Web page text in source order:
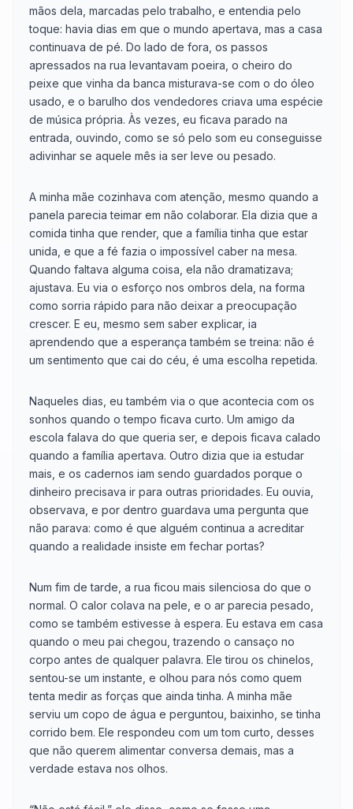
mãos dela, marcadas pelo trabalho, e entendia pelo
toque: havia dias em que o mundo apertava, mas a casa
continuava de pé. Do lado de fora, os passos
apressados na rua levantavam poeira, o cheiro do
peixe que vinha da banca misturava-se com o do óleo
usado, e o barulho dos vendedores criava uma espécie
de música própria. Às vezes, eu ficava parado na
entrada, ouvindo, como se só pelo som eu conseguisse
adivinhar se aquele mês ia ser leve ou pesado.
A minha mãe cozinhava com atenção, mesmo quando a
panela parecia teimar em não colaborar. Ela dizia que a
comida tinha que render, que a família tinha que estar
unida, e que a fé fazia o impossível caber na mesa.
Quando faltava alguma coisa, ela não dramatizava;
ajustava. Eu via o esforço nos ombros dela, na forma
como sorria rápido para não deixar a preocupação
crescer. E eu, mesmo sem saber explicar, ia
aprendendo que a esperança também se treina: não é
um sentimento que cai do céu, é uma escolha repetida.
Naqueles dias, eu também via o que acontecia com os
sonhos quando o tempo ficava curto. Um amigo da
escola falava do que queria ser, e depois ficava calado
quando a família apertava. Outro dizia que ia estudar
mais, e os cadernos iam sendo guardados porque o
dinheiro precisava ir para outras prioridades. Eu ouvia,
observava, e por dentro guardava uma pergunta que
não parava: como é que alguém continua a acreditar
quando a realidade insiste em fechar portas?
Num fim de tarde, a rua ficou mais silenciosa do que o
normal. O calor colava na pele, e o ar parecia pesado,
como se também estivesse à espera. Eu estava em casa
quando o meu pai chegou, trazendo o cansaço no
corpo antes de qualquer palavra. Ele tirou os chinelos,
sentou-se um instante, e olhou para nós como quem
tenta medir as forças que ainda tinha. A minha mãe
serviu um copo de água e perguntou, baixinho, se tinha
corrido bem. Ele respondeu com um tom curto, desses
que não querem alimentar conversa demais, mas a
verdade estava nos olhos.